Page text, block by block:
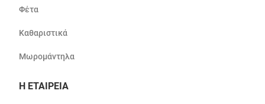
Φέτα
Καθαριστικά
Μωρομάντηλα
Η ΕΤΑΙΡΕΙΑ